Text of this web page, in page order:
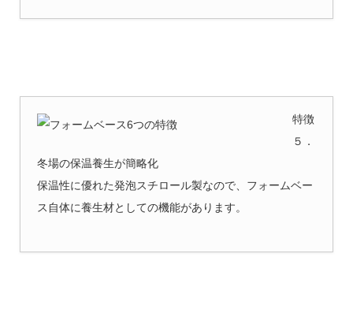
特徴
５．
冬場の保温養生が簡略化
保温性に優れた発泡スチロール製なので、フォームベー
ス自体に養生材としての機能があります。